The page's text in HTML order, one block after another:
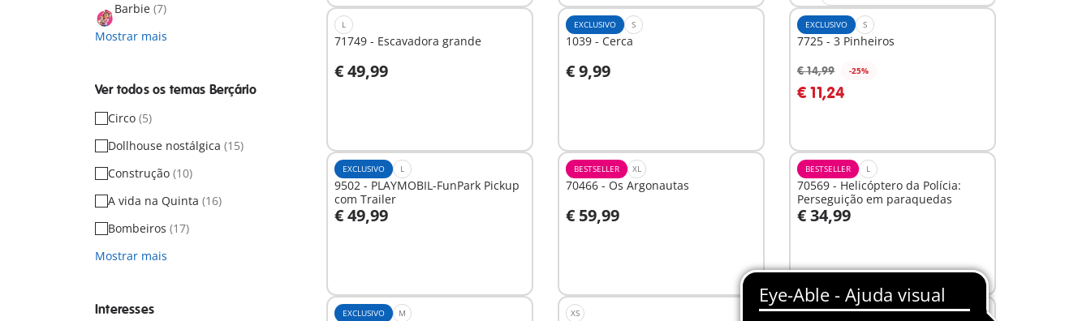
Barbie (7)
Mostrar mais
Ver todos os temas Berçário
Circo (5)
Dollhouse nostálgica (15)
Construção (10)
A vida na Quinta (16)
Bombeiros (17)
Mostrar mais
Interesses
L
71749 - Escavadora grande
€ 49,99
Ao carrinho
EXCLUSIVO S
1039 - Cerca
€ 9,99
Ao carrinho
EXCLUSIVO S
7725 - 3 Pinheiros
€ 14,99 -25%
€ 11,24
EXCLUSIVO L
9502 - PLAYMOBIL-FunPark Pickup
com Trailer
€ 49,99
Ao carrinho
BESTSELLER XL
70466 - Os Argonautas
€ 59,99
Ao carrinho
BESTSELLER L
70569 - Helicóptero da Polícia:
Perseguição em paraquedas
€ 34,99
Ao carrinho
EXCLUSIVO M XS XS